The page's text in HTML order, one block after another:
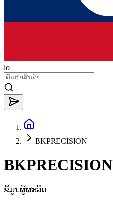
lo
BKPRECISION
BKPRECISION
ຂໍ້ມູນຜູ້ຜະລິດ